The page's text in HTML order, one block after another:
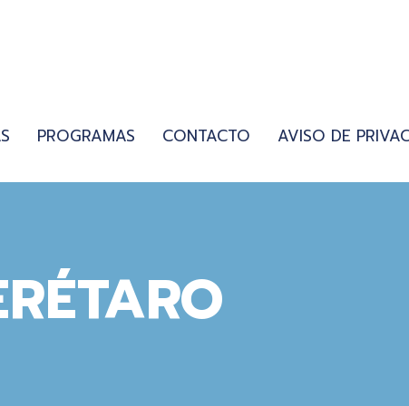
PROGRAMAS CONTACTO AVISO DE